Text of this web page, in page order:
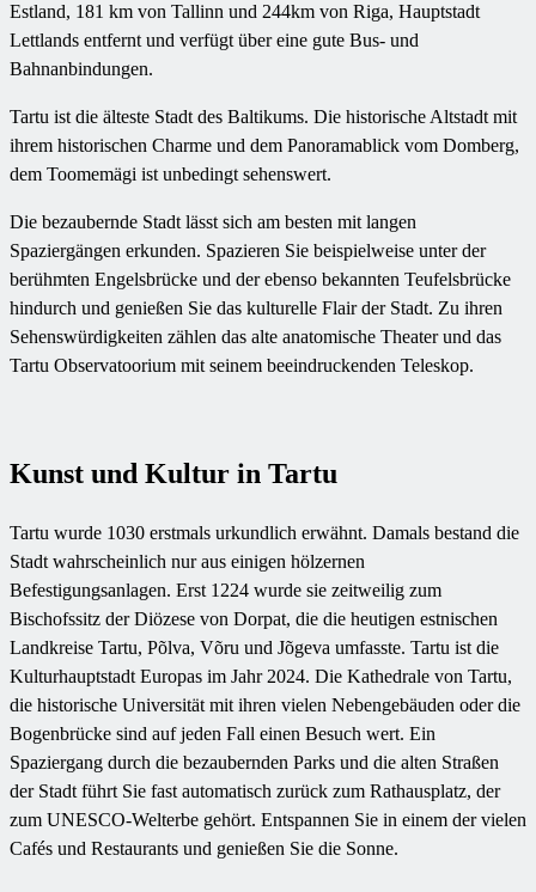
Estland, 181 km von Tallinn und 244km von Riga, Hauptstadt
Lettlands entfernt und verfügt über eine gute Bus- und
Bahnanbindungen.
Tartu ist die älteste Stadt des Baltikums. Die historische Altstadt mit
ihrem historischen Charme und dem Panoramablick vom Domberg,
dem Toomemägi ist unbedingt sehenswert.
Die bezaubernde Stadt lässt sich am besten mit langen
Spaziergängen erkunden. Spazieren Sie beispielweise unter der
berühmten Engelsbrücke und der ebenso bekannten Teufelsbrücke
hindurch und genießen Sie das kulturelle Flair der Stadt. Zu ihren
Sehenswürdigkeiten zählen das alte anatomische Theater und das
Tartu Observatoorium mit seinem beeindruckenden Teleskop.
Kunst und Kultur in Tartu
Tartu wurde 1030 erstmals urkundlich erwähnt. Damals bestand die
Stadt wahrscheinlich nur aus einigen hölzernen
Befestigungsanlagen. Erst 1224 wurde sie zeitweilig zum
Bischofssitz der Diözese von Dorpat, die die heutigen estnischen
Landkreise Tartu, Põlva, Võru und Jõgeva umfasste. Tartu ist die
Kulturhauptstadt Europas im Jahr 2024. Die Kathedrale von Tartu,
die historische Universität mit ihren vielen Nebengebäuden oder die
Bogenbrücke sind auf jeden Fall einen Besuch wert. Ein
Spaziergang durch die bezaubernden Parks und die alten Straßen
der Stadt führt Sie fast automatisch zurück zum Rathausplatz, der
zum UNESCO-Welterbe gehört. Entspannen Sie in einem der vielen
Cafés und Restaurants und genießen Sie die Sonne.